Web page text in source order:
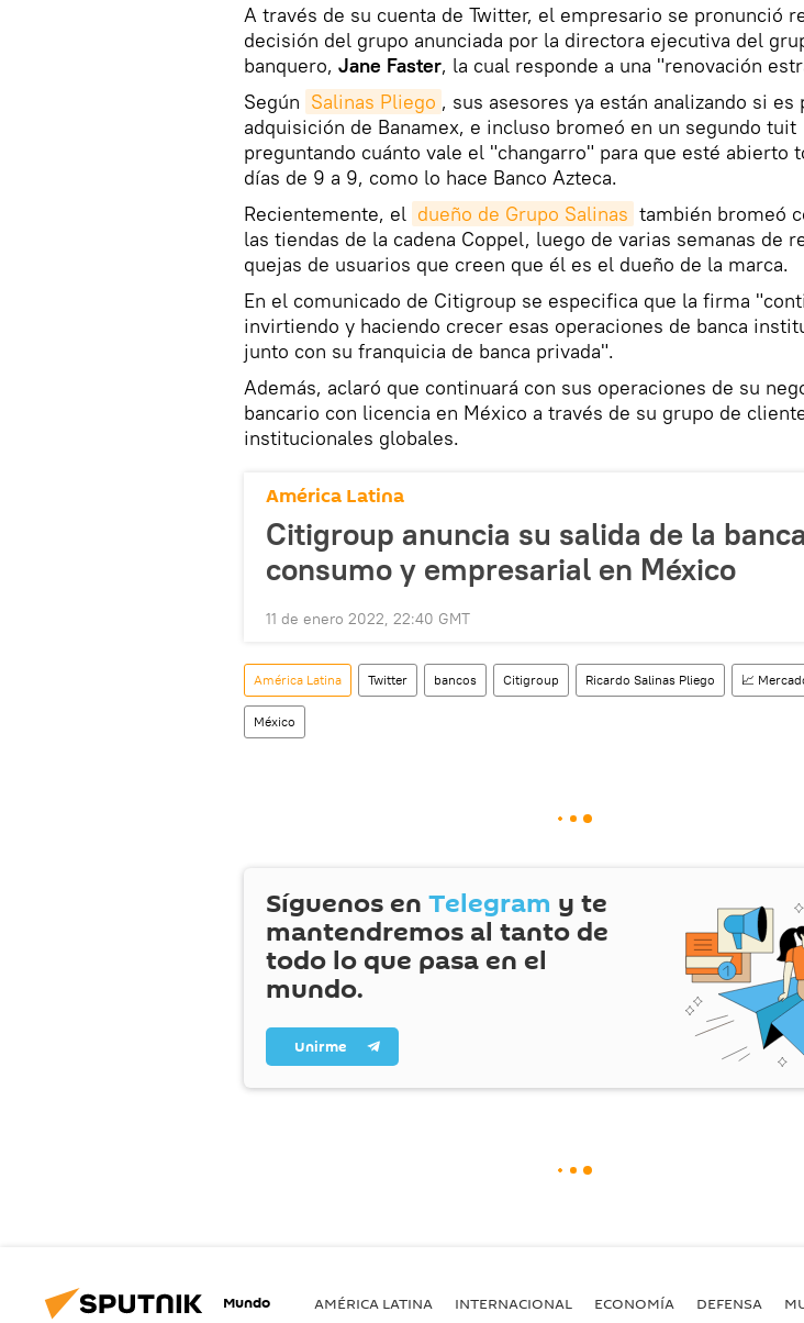
A través de su cuenta de Twitter, el empresario se pronunció
decisión del grupo anunciada por la directora ejecutiva del
banquero, Jane Faster, la cual responde a una "renovación
Según Salinas Pliego , sus asesores ya están analizando si es
adquisición de Banamex, e incluso bromeó en un segundo tuit
preguntando cuánto vale el "changarro" para que esté abierto
días de 9 a 9, como lo hace Banco Azteca.
Recientemente, el dueño de Grupo Salinas también bromeó
las tiendas de la cadena Coppel, luego de varias semanas de
quejas de usuarios que creen que él es el dueño de la marca.
En el comunicado de Citigroup se especifica que la firma
invirtiendo y haciendo crecer esas operaciones de banca
junto con su franquicia de banca privada".
Además, aclaró que continuará con sus operaciones de su
bancario con licencia en México a través de su grupo de
institucionales globales.
América Latina
Citigroup anuncia su salida de la
consumo y empresarial en México
11 de enero 2022, 22:40 GMT
América Latina Twitter bancos Citigroup Ricardo Salinas Pliego 📈
México
Síguenos en Telegram y te
mantendremos al tanto de
todo lo que pasa en el
mundo.
Unirme
Mundo AMÉRICA LATINA INTERNACIONAL ECONOMÍA DEFENSA